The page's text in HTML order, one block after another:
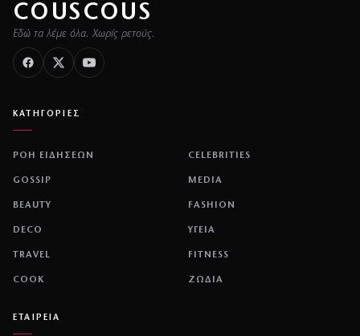
COUSCOUS
Εδώ τα λέμε όλα. Χωρίς ρετούς.
ΚΑΤΗΓΟΡΙΕΣ
ΡΟΗ ΕΙΔΗΣΕΩΝ CELEBRITIES
GOSSIP MEDIA
BEAUTY FASHION
DECO ΥΓΕΙΑ
TRAVEL FITNESS
COOK ΖΩΔΙΑ
ΕΤΑΙΡΕΙΑ